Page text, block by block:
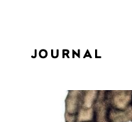
JOURNAL